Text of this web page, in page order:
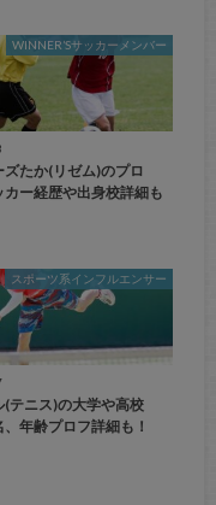
WINNER’Sサッカーメンバー
ズたか(リゼム)のプロ
カー経歴や出身校詳細も
スポーツ系インフルエンサー
(テニス)の大学や高校
、年齢プロフ詳細も！